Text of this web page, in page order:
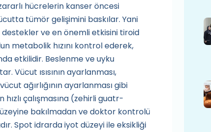
hücrelerin kanser öncesi
tümör gelişimini baskılar. Yani
destekler ve en önemli etkisini tiroid
metabolik hızını kontrol ederek,
etkilidir. Beslenme ve uyku
Vücut ısısının ayarlanması,
ağırlığının ayarlanması gibi
çalışmasına (zehirli guatr-
bakılmadan ve doktor kontrolü
Spot idrarda iyot düzeyi ile eksikliği